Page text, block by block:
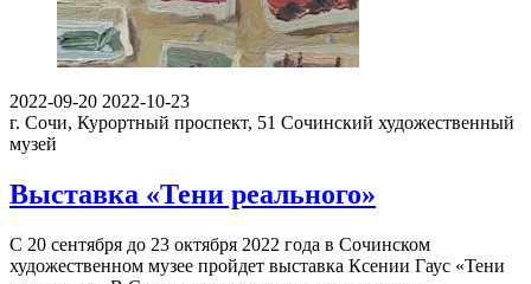
2022-09-20 2022-10-23
г. Сочи, Курортный проспект, 51 Сочинский художественный
музей
Выставка «Тени реального»
С 20 сентября до 23 октября 2022 года в Сочинском
художественном музее пройдет выставка Ксении Гаус «Тени